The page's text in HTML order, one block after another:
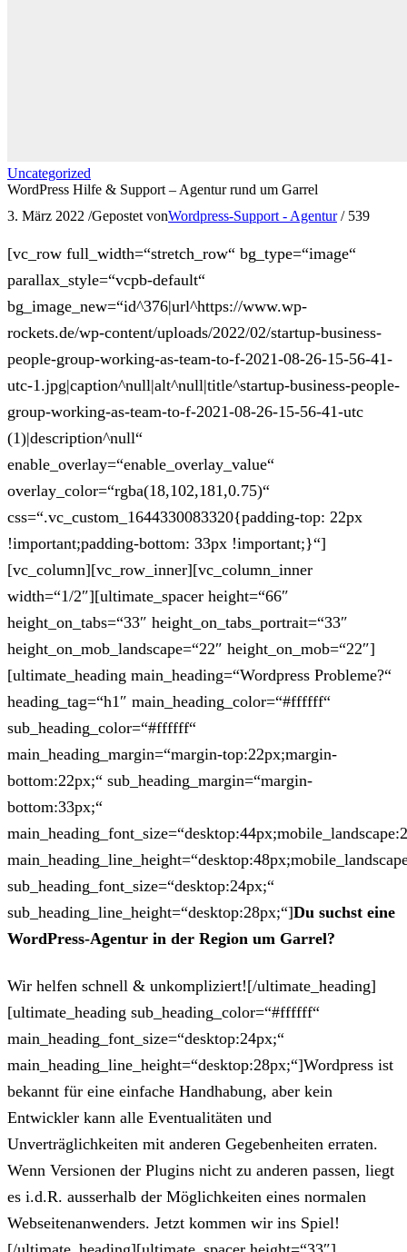
Uncategorized
WordPress Hilfe & Support – Agentur rund um Garrel
3. März 2022 /Gepostet vonWordpress-Support - Agentur / 539
[vc_row full_width=“stretch_row“ bg_type=“image“
parallax_style=“vcpb-default“
bg_image_new=“id^376|url^https://www.wp-
rockets.de/wp-content/uploads/2022/02/startup-business-
people-group-working-as-team-to-f-2021-08-26-15-56-41-
utc-1.jpg|caption^null|alt^null|title^startup-business-people-
group-working-as-team-to-f-2021-08-26-15-56-41-utc
(1)|description^null“
enable_overlay=“enable_overlay_value“
overlay_color=“rgba(18,102,181,0.75)“
css=“.vc_custom_1644330083320{padding-top: 22px
!important;padding-bottom: 33px !important;}“]
[vc_column][vc_row_inner][vc_column_inner
width=“1/2″][ultimate_spacer height=“66″
height_on_tabs=“33″ height_on_tabs_portrait=“33″
height_on_mob_landscape=“22″ height_on_mob=“22″]
[ultimate_heading main_heading=“Wordpress Probleme?“
heading_tag=“h1″ main_heading_color=“#ffffff“
sub_heading_color=“#ffffff“
main_heading_margin=“margin-top:22px;margin-
bottom:22px;“ sub_heading_margin=“margin-
bottom:33px;“
sub_heading_font_size=“desktop:24px;“
sub_heading_line_height=“desktop:28px;“]Du suchst eine
WordPress-Agentur in der Region um Garrel?
Wir helfen schnell & unkompliziert![/ultimate_heading]
[ultimate_heading sub_heading_color=“#ffffff“
main_heading_font_size=“desktop:24px;“
main_heading_line_height=“desktop:28px;“]Wordpress ist
bekannt für eine einfache Handhabung, aber kein
Entwickler kann alle Eventualitäten und
Unverträglichkeiten mit anderen Gegebenheiten erraten.
Wenn Versionen der Plugins nicht zu anderen passen, liegt
es i.d.R. ausserhalb der Möglichkeiten eines normalen
Webseitenanwenders. Jetzt kommen wir ins Spiel!